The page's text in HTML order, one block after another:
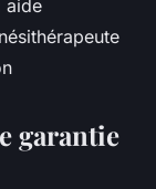
aide
garantie